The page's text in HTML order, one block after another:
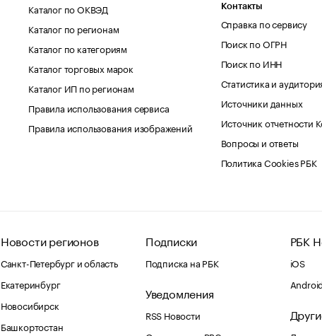
Каталог по ОКВЭД
Каталог по регионам
Каталог по категориям
Каталог торговых марок
Каталог ИП по регионам
Правила использования сервиса
Правила использования изображений
Контакты
Справка по сервису
Поиск по ОГРН
Поиск по ИНН
Статистика и
Источники данных
Источник отчетности
Вопросы и ответы
Политика Cookies РБК
Новости регионов
Санкт-Петербург и область
Екатеринбург
Новосибирск
Башкортостан
Подписки
Подписка на РБК
Уведомления
RSS Новости
РБК
iOS